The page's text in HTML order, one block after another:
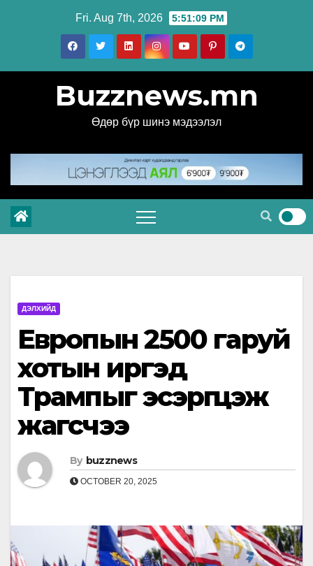
Fri. Aug 7th, 2026 5:51:10 PM
Buzznews.mn
Өдөр бүр шинэ мэдээлэл
ДЭЛХИЙД
Европын 2500 гаруй
хотын иргэд
Трампыг эсэргүүцэж
жагсчээ
By buzznews
OCTOBER 20, 2025